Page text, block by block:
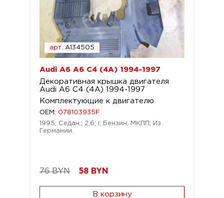
арт. A134505
Audi A6 A6 C4 (4A) 1994-1997
Декоративная крышка двигателя
Audi A6 C4 (4A) 1994-1997
Комплектующие к двигателю
OEM: 078103935F
1995; Седан.; 2,6; i; Бензин; МКПП; Из
Германии.
76 BYN 58 BYN
В корзину